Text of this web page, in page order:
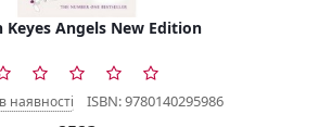
Keyes Angels New Edition
наявності ISBN: 9780140295986